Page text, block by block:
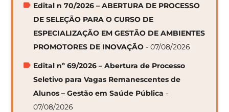
Edital n 70/2026 – ABERTURA DE PROCESSO
DE SELEÇÃO PARA O CURSO DE
ESPECIALIZAÇÃO EM GESTÃO DE AMBIENTES
PROMOTORES DE INOVAÇÃO - 07/08/2026
Edital nº 69/2026 – Abertura de Processo
Seletivo para Vagas Remanescentes de
Alunos – Gestão em Saúde Pública -
07/08/2026